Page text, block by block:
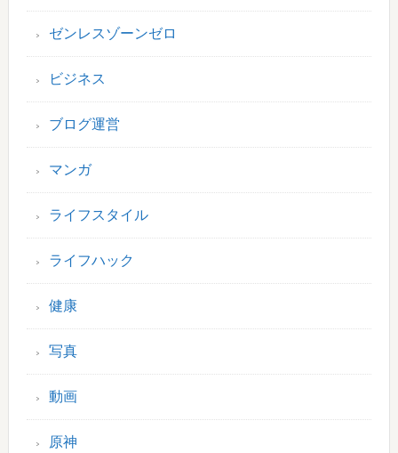
ゼンレスゾーンゼロ
ビジネス
ブログ運営
マンガ
ライフスタイル
ライフハック
健康
写真
動画
原神